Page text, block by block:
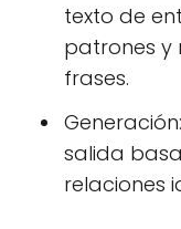
texto de
patrones y
frases.
salida
relaciones